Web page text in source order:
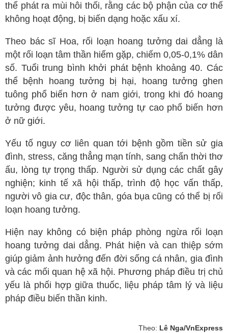
thể phát ra mùi hôi thối, rằng các bộ phận của cơ thể
không hoạt động, bị biến dạng hoặc xấu xí.
Theo bác sĩ Hoa, rối loạn hoang tưởng dai dẳng là
một rối loạn tâm thần hiếm gặp, chiếm 0,05-0,1% dân
số. Tuổi trung bình khởi phát bệnh khoảng 40. Các
thể bệnh hoang tưởng bị hại, hoang tưởng ghen
tuông phổ biến hơn ở nam giới, trong khi đó hoang
tưởng được yêu, hoang tưởng tự cao phổ biến hơn
ở nữ giới.
Yếu tố nguy cơ liên quan tới bệnh gồm tiền sử gia
đình, stress, căng thẳng mạn tính, sang chấn thời thơ
ấu, lòng tự trọng thấp. Người sử dụng các chất gây
nghiện; kinh tế xã hội thấp, trình độ học vấn thấp,
người vô gia cư, độc thân, góa bụa cũng có thể bị rối
loạn hoang tưởng.
Hiện nay không có biện pháp phòng ngừa rối loạn
hoang tưởng dai dẳng. Phát hiện và can thiệp sớm
giúp giảm ảnh hưởng đến đời sống cá nhân, gia đình
và các mối quan hệ xã hội. Phương pháp điều trị chủ
yếu là phối hợp giữa thuốc, liệu pháp tâm lý và liệu
pháp điều biến thần kinh.
Theo: Lê Nga/VnExpress